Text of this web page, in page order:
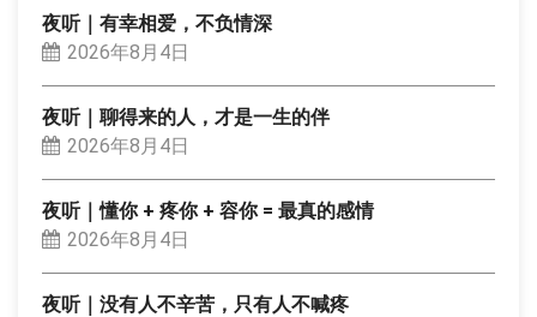
夜听｜有幸相爱，不负情深
2026年8月4日
夜听｜聊得来的人，才是一生的伴
2026年8月4日
夜听｜懂你 + 疼你 + 容你 = 最真的感情
2026年8月4日
夜听｜没有人不辛苦，只有人不喊疼